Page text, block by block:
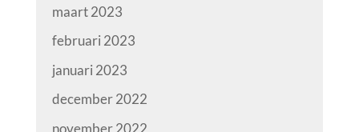
maart 2023
februari 2023
januari 2023
december 2022
november 2022